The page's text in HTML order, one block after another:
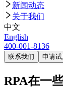
新闻动态
关于我们
中文
English
400-001-8136
联系我们 申请试
RPA在一